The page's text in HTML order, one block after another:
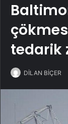
tedarik
DİLAN BİÇER